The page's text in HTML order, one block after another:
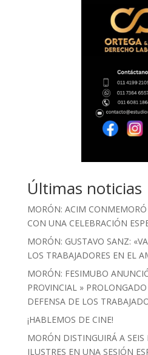
Últimas noticias
MORÓN: ACIM CONMEMORÓ
CON UNA CELEBRACIÓN
MORÓN: GUSTAVO SANZ:
LOS TRABAJADORES EN EL
MORÓN: FESIMUBO
PROVINCIAL »
DEFENSA DE LOS
¡HABLEMOS DE CINE!
MORÓN DISTINGUIRÁ A
ILUSTRES EN UNA SESIÓN